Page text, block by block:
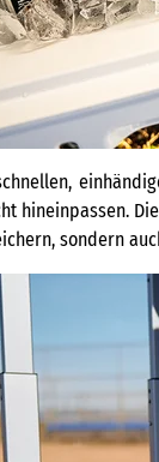
hineinpassen.
sondern